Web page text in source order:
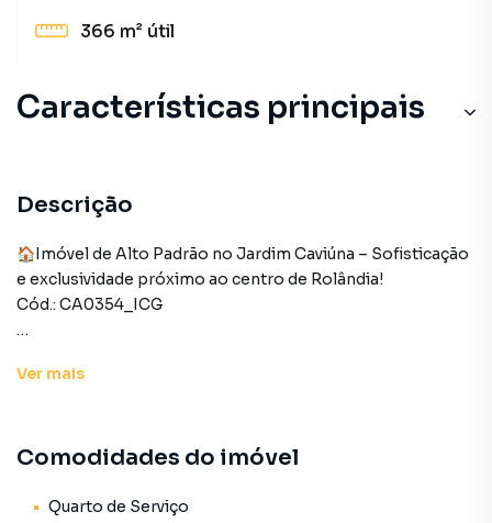
366 m² útil
Características principais
Descrição
🏠Imóvel de Alto Padrão no Jardim Caviúna – Sofisticação
e exclusividade próximo ao centro de Rolândia!
Cód.: CA0354_ICG
um projeto diferenciado e ambientes amplos, ideal para
3 quartos, sendo 1 suíte com closet
Ver mais
Comodidades do imóvel
Quarto de Serviço